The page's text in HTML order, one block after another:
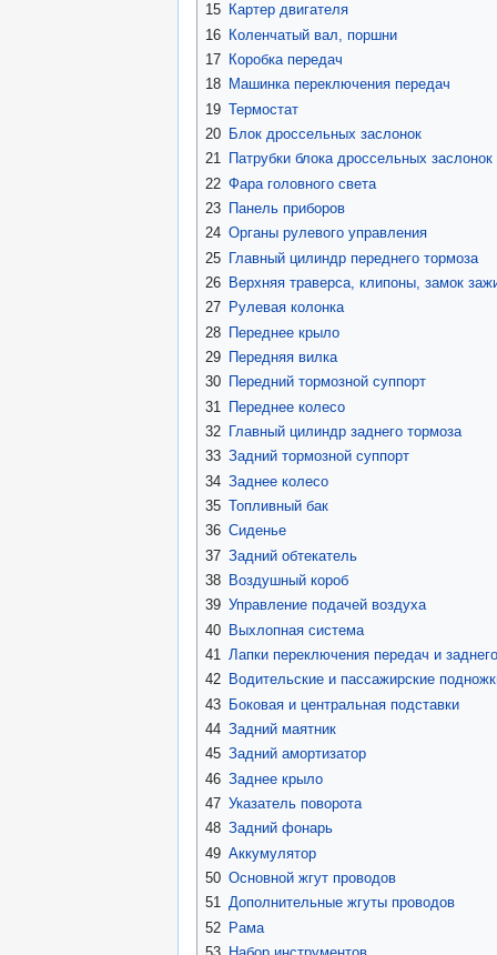
15 Картер двигателя
16 Коленчатый вал, поршни
17 Коробка передач
18 Машинка переключения передач
19 Термостат
20 Блок дроссельных заслонок
21 Патрубки блока дроссельных заслонок
22 Фара головного света
23 Панель приборов
24 Органы рулевого управления
25 Главный цилиндр переднего тормоза
26 Верхняя траверса, клипоны, замок
27 Рулевая колонка
28 Переднее крыло
29 Передняя вилка
30 Передний тормозной суппорт
31
Переднее колесо
32 Главный цилиндр заднего тормоза
33 Задний тормозной суппорт
34 Заднее колесо
35 Топливный бак
36 Сиденье
37 Задний обтекатель
38 Воздушный короб
39 Управление подачей воздуха
40 Выхлопная система
41
Лапки переключения передач и
42 Водительские и пассажирские
43 Боковая и центральная подставки
44 Задний маятник
45 Задний амортизатор
46 Заднее крыло
47 Указатель поворота
48 Задний фонарь
49 Аккумулятор
50 Основной жгут проводов
51 Дополнительные жгуты проводов
52 Рама